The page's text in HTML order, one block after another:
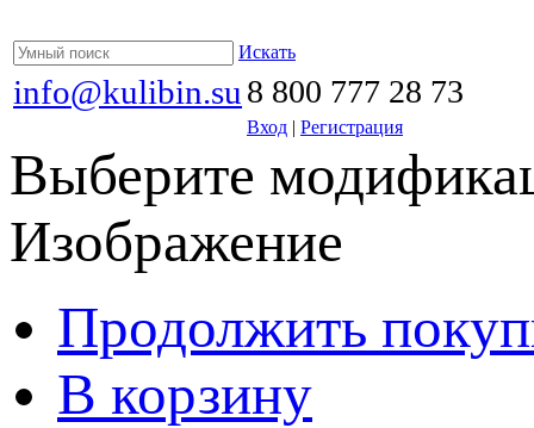
Искать
info@kulibin.su 8 800 777 28 73
Вход | Регистрация
Выберите
Изображение
Продолжить
В корзину